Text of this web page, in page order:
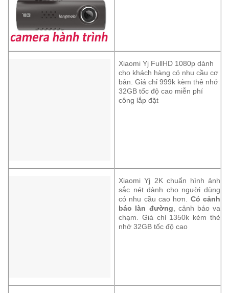
Xiaomi Yj FullHD 1080p dành
cho khách hàng có nhu cầu cơ
bản. Giá chỉ 999k kèm thẻ nhớ
32GB tốc độ cao miễn phí
công lắp đặt
Xiaomi Yj 2K chuẩn hình ảnh
sắc nét dành cho người dùng
có nhu cầu cao hơn. Có cảnh
báo làn đường , cảnh báo va
chạm. Giá chỉ 1350k kèm thẻ
nhớ 32GB tốc độ cao